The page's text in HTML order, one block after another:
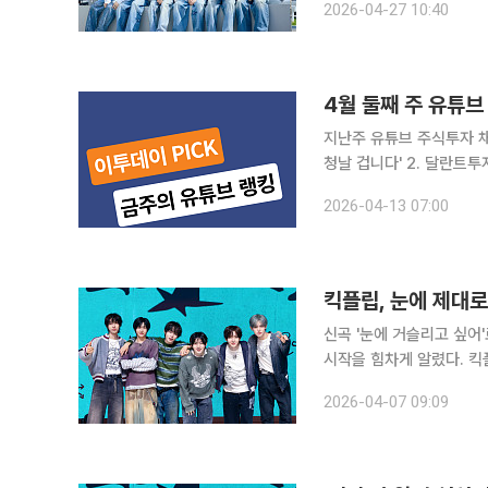
득한 무대를 선사하며 눈
2026-04-27 10:40
4월 둘째 주 유튜
지난주 유튜브 주식투자
청날 겁니다' 2. 달란트
코믹스 Money Comics
2026-04-13 07:00
킥플립, 눈에 제대
신곡 '눈에 거슬리고 싶
시작을 힘차게 알렸다. 킥플립은 6일 오후 6시 네 번째 미니 앨범 '마이 퍼스트 킥(My First
레디트를 수놓으며 음악
2026-04-07 09:09